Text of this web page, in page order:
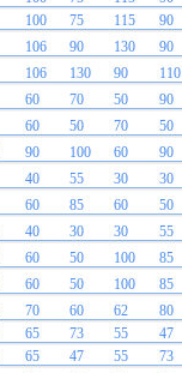
100 75 115 90
106 90 130 90
106 130 90 110
60 70 50 90
60 50 70 50
90 100 60 90
40 55 30 30
60 85 60 50
40 30 30 55
60 50 100 85
60 50 100 85
70 60 62 80
65 73 55 47
65 47 55 73